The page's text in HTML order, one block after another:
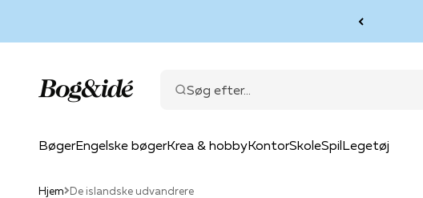
BøgerEngelske bøgerKrea & hobbyKontorSkoleSpilLegetøj
Søg efter...
Bog & idé
Hjem De islandske udvandrere